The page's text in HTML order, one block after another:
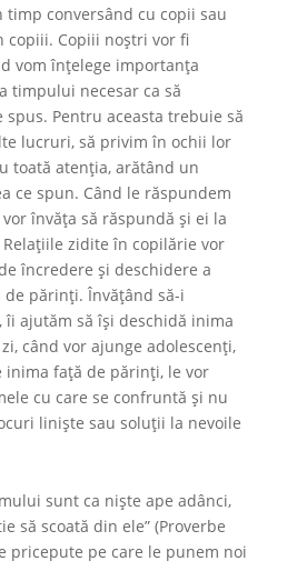
conversând cu copii sau
copiii. Copiii noștri vor fi
vom înțelege importanţa
timpului necesar ca să
spus. Pentru aceasta trebuie să
lucruri, să privim în ochii lor
toată atenția, arătând un
ce spun. Când le răspundem
învăța să răspundă și ei la
zidite în copilărie vor
încredere și deschidere a
părinți. Învățând să-i
îi ajutăm să își deschidă inima
când vor ajunge adolescenți,
inima faţă de părinți, le vor
cu care se confruntă și nu
liniște sau soluţii la nevoile
sunt ca niște ape adânci,
să scoată din ele” (Proverbe
pricepute pe care le punem noi